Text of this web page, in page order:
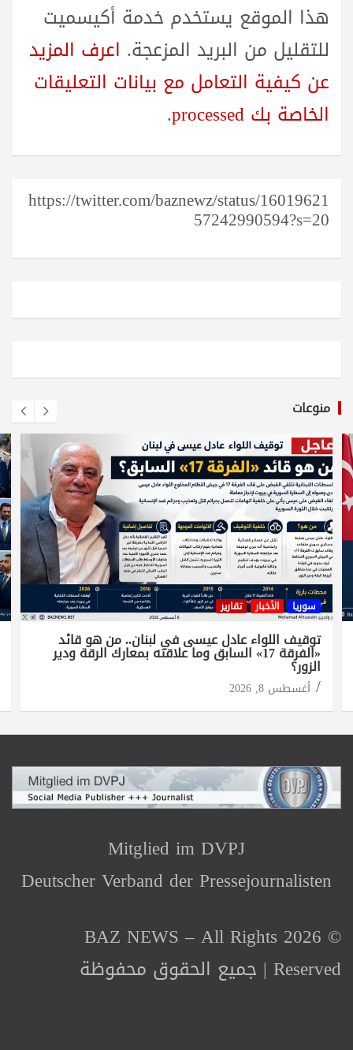
هذا الموقع يستخدم خدمة أكيسميت
للتقليل من البريد المزعجة. اعرف المزيد
عن كيفية التعامل مع بيانات التعليقات
الخاصة بك processed
.
https://twitter.com/baznewz/status/16019621
57242990594?s=20
منوعات
سوريا الأخبار تقارير
توقيف اللواء عادل عيسى في لبنان.. من هو قائد
«الفرقة 17» السابق وما علاقته بمعارك الرقة ودير
الزور؟
أغسطس 8, 2026
Mitglied im DVPJ
Deutscher Verband der Pressejournalisten
© 2026 BAZ NEWS – All Rights
Reserved | جميع الحقوق محفوظة